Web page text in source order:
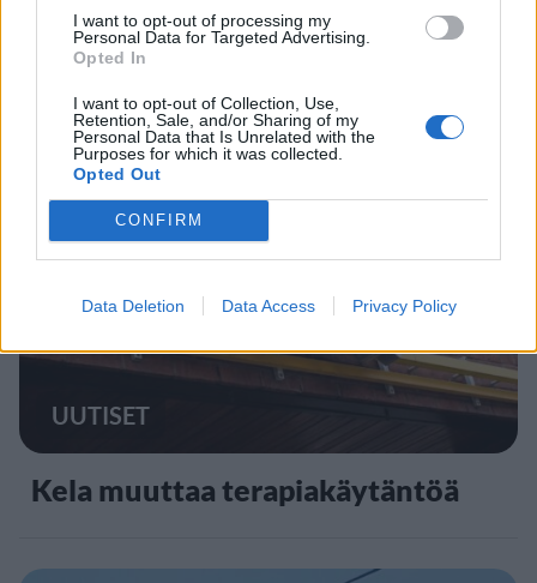
I want to opt-out of processing my
Personal Data for Targeted Advertising.
Opted In
I want to opt-out of Collection, Use,
Retention, Sale, and/or Sharing of my
Personal Data that Is Unrelated with the
Purposes for which it was collected.
Opted Out
CONFIRM
Data Deletion Data Access Privacy Policy
Finnairin lennoista osan lentää
jatkossa toinen lentoyhtiö –
matkustajille tärkeä rajoitus
4
UUTISET
Kela muuttaa terapiakäytäntöä